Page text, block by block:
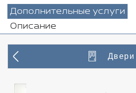
Дополнительные услуги
Описание
Двери